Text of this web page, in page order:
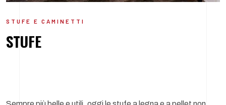
STUFE E CAMINETTI
STUFE